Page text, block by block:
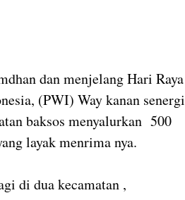
dan menjelang Hari Raya
(PWI) Way kanan senergi
baksos menyalurkan 500
layak menrima nya.
di dua kecamatan ,